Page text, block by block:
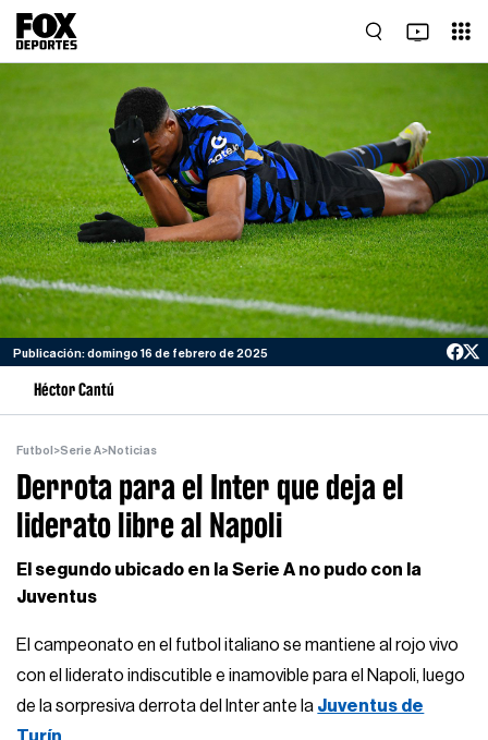
Publicación: domingo 16 de febrero de 2025
Héctor Cantú
Futbol >Serie A>Noticias
Derrota para el Inter que deja el
liderato libre al Napoli
El segundo ubicado en la Serie A no pudo con la
Juventus
El campeonato en el futbol italiano se mantiene al rojo vivo
con el liderato indiscutible e inamovible para el Napoli, luego
de la sorpresiva derrota del Inter ante la Juventus de
Turín.